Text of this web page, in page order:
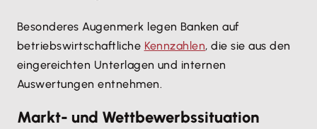
Besonderes Augenmerk legen Banken auf
betriebswirtschaftliche Kennzahlen, die sie aus den
eingereichten Unterlagen und internen
Auswertungen entnehmen.
Markt- und Wettbewerbssituation